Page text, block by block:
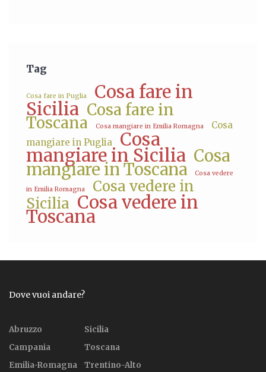
Tag
Cosa fare in Puglia Cosa fare in
Sicilia Cosa fare in
Toscana Cosa mangiare in Emilia Romagna
Cosa
mangiare in Puglia
Cosa
mangiare in Sicilia Cosa
mangiare in Toscana Cosa vedere
in Emilia Romagna
Cosa vedere in
Sicilia Cosa vedere in
Toscana
Dove vuoi andare?
Abruzzo
Campania
Emilia-Romagna
Sicilia
Toscana
Trentino-Alto